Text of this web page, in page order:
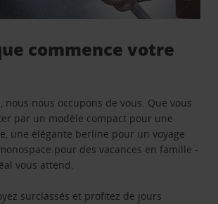
commence votre
nous nous occupons de vous. Que vous
par un modèle compact pour une
une élégante berline pour un voyage
pour des vacances en famille -
vous attend.
surclassés et profitez de jours